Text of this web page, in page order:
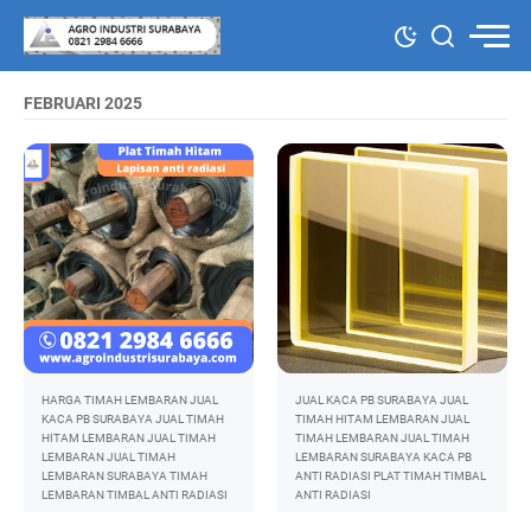
FEBRUARI 2025
HARGA TIMAH LEMBARANJUAL
KACA PB SURABAYA JUAL TIMAH
HITAM LEMBARANJUAL TIMAH
LEMBARANJUAL TIMAH
LEMBARAN SURABAYA TIMAH
LEMBARANTIMBAL ANTI RADIASI
JUAL KACA PB SURABAYA JUAL
TIMAH HITAM LEMBARANJUAL
TIMAH LEMBARANJUAL TIMAH
LEMBARAN SURABAYA KACA PB
ANTI RADIASI PLAT TIMAHTIMBAL
ANTI RADIASI